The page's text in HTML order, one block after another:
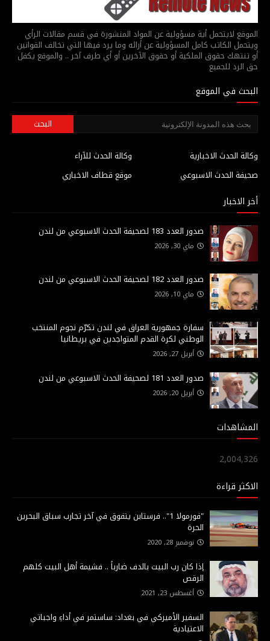
الموقع لايتحمل أية مسؤولية عن المواد المنشورة في قسم مقالات الرأي
ويتحمل الكاتب كامل المسؤولية عن أرائه وما يرد فيها التي تخالف القوانين
أو تنتهك حقوق الملكية أو حقوق الآخرين أو أي طرف آخر .. والموقع يكفل
حق الرد للجميع
البحث في الموقع
وكالة الحدث للآراء
وكالة الحدث الاخبارية
موقع قطاف الاخباري
صحيفة الحدث الاسبوعي
أخر الاخبار
صدور العدد 183 لصحيفة الحدث الاسبوعي من لندن
ماي 30, 2026
صدور العدد 182 لصحيفة الحدث الاسبوعي من لندن
ماي 10, 2026
سفارة جمهورية العراق في لندن تكرّم نجوم المنتخب
الوطني لكرة القدم المتواجدين في بريطانيا
أبريل 27, 2026
صدور العدد 181 لصحيفة الحدث الاسبوعي من لندن
أبريل 20, 2026
المشاهدات
2,004,326
الاكثر قراءة
"فورمولا 1".. فرستابن يتفوق في آخر تجارب سباق البحرين
الحرة
نوفمبر 28, 2020
إذا كان رب البيت بالدف ضارباً .. فشيمة أهل البيت كلهم
الرقص
أغسطس 23, 2021
السفير الأميركي في بغداد: ساستمر في أداءِ واجباتي
الاعتيادية